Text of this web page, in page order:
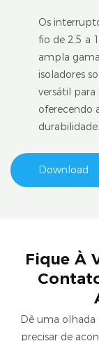
Os
fio de 2,5 a
ampla
isoladores
versátil para
oferecendo
durabilidade.
Download
Fique À
Dê uma olhada
precisar de